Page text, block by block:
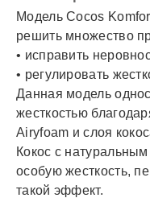
Модель Cocos
решить множество
• исправить
• регулировать
Данная модель
жесткостью
Airyfoam и слоя
Кокос с
особую жесткость,
такой эффект.